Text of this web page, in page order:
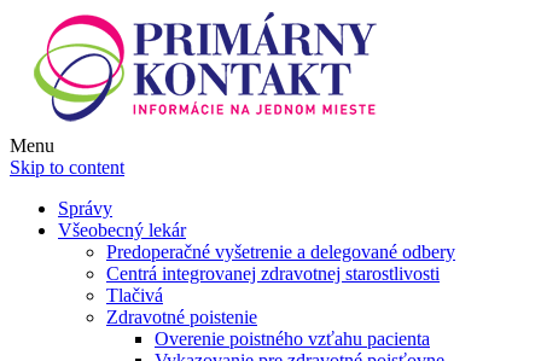
Menu
Skip to content
Správy
Všeobecný lekár
Predoperačné vyšetrenie a delegované odbery
Centrá integrovanej zdravotnej starostlivosti
Tlačivá
Zdravotné poistenie
Overenie poistného vzťahu pacienta